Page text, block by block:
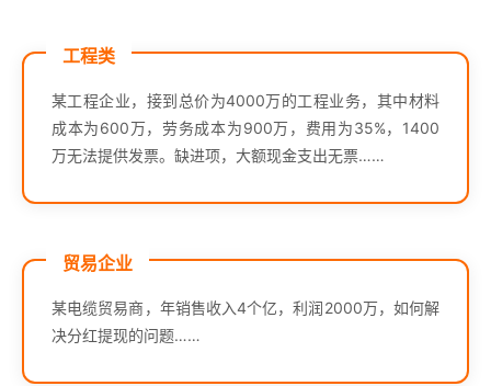
工程类
某工程企业，接到总价为4000万的工程业务，其中材料
成本为600万，劳务成本为900万，费用为35%，1400
万无法提供发票。缺进项，大额现金支出无票……
贸易企业
某电缆贸易商，年销售收入4个亿，利润2000万，如何解
决分红提现的问题……